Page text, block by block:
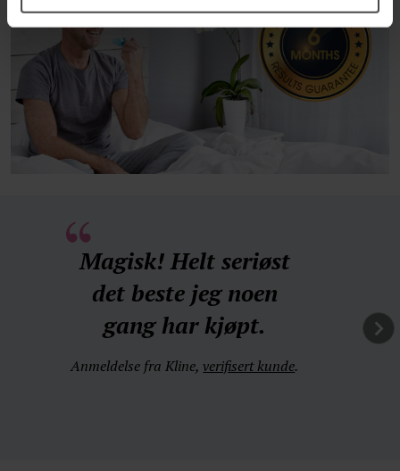
Magisk! Helt seriøst
det beste jeg noen
gang har kjøpt.
Anmeldelse fra Kline,verifisert kunde.